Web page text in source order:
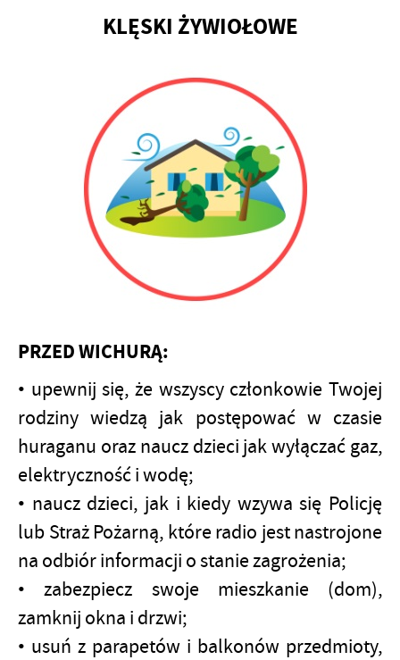
KLĘSKI ŻYWIOŁOWE
PRZED WICHURĄ:
• upewnij się, że wszyscy członkowie Twojej
rodziny wiedzą jak postępować w czasie
huraganu oraz naucz dzieci jak wyłączać gaz,
elektryczność i wodę;
• naucz dzieci, jak i kiedy wzywa się Policję
lub Straż Pożarną, które radio jest nastrojone
na odbiór informacji o stanie zagrożenia;
• zabezpiecz swoje mieszkanie (dom),
zamknij okna i drzwi;
• usuń z parapetów i balkonów przedmioty,